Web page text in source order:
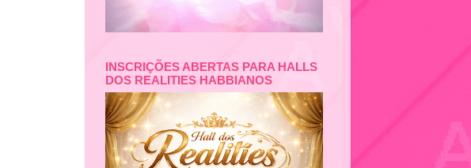
INSCRIÇÕES ABERTAS PARA HALLS
DOS REALITIES HABBIANOS